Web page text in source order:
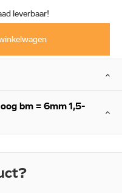
leverbaar!
bm = 6mm 1,5-